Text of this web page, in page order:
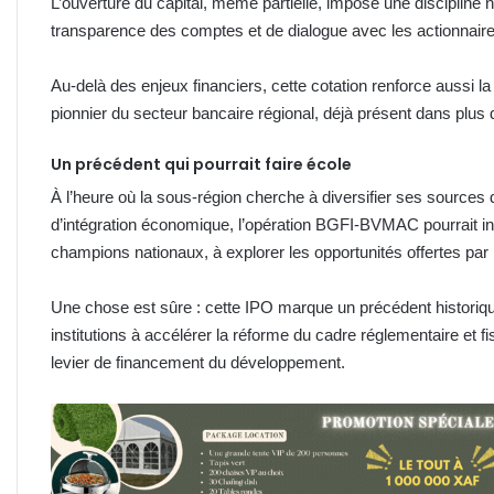
transparence des comptes et de dialogue avec les
Au-delà des enjeux financiers, cette cotation renforce aussi
pionnier du secteur bancaire régional, déjà présent dans
Un précédent qui pourrait faire école
À l’heure où la sous-région cherche à diversifier ses
d’intégration économique, l’opération BGFI-BVMAC pourrait
champions nationaux, à explorer les opportunités offertes
Une chose est sûre : cette IPO marque un précédent
institutions à accélérer la réforme du cadre réglementaire et
levier de financement du développement.